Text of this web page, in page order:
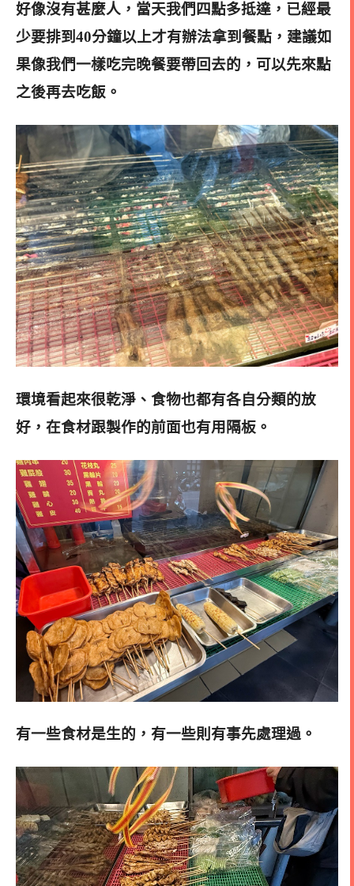
好像沒有甚麼人，當天我們四點多抵達，已經最
少要排到40分鐘以上才有辦法拿到餐點，建議如
果像我們一樣吃完晚餐要帶回去的，可以先來點
之後再去吃飯。
環境看起來很乾淨、食物也都有各自分類的放
好，在食材跟製作的前面也有用隔板。
有一些食材是生的，有一些則有事先處理過。